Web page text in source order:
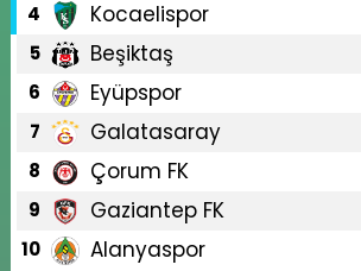
4 Kocaelispor
5 Beşiktaş
6 Eyüpspor
7 Galatasaray
8 Çorum FK
9 Gaziantep FK
10 Alanyaspor